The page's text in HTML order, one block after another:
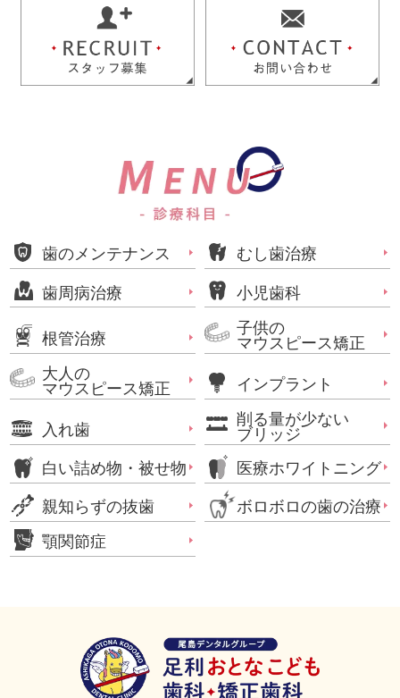
歯のメンテナンス
むし歯治療
歯周病治療
小児歯科
根管治療
子供の
マウスピース矯正
大人の
マウスピース矯正
インプラント
入れ歯
削る量が少ない
ブリッジ
白い詰め物・被せ物
医療ホワイトニング
親知らずの抜歯
ボロボロの歯の治療
顎関節症